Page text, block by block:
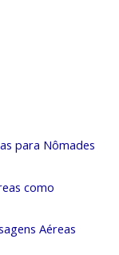
para Nômades
como
Aéreas